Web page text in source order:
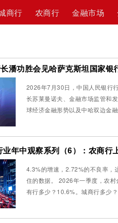
商行 农商行 金融市场
2026年7月30日，中国人民银行
长苏莱曼诺夫、金融市场监管和
球经济金融形势以及中哈双边金
年中观察系列（6）：农商行
4.3%的增速，2.72%的不良率，这个群体在“
住的数据。 2026年一季度，农村金融机构资产同比增速只有4.3%。国
有行多少？10.6%。城商行多少